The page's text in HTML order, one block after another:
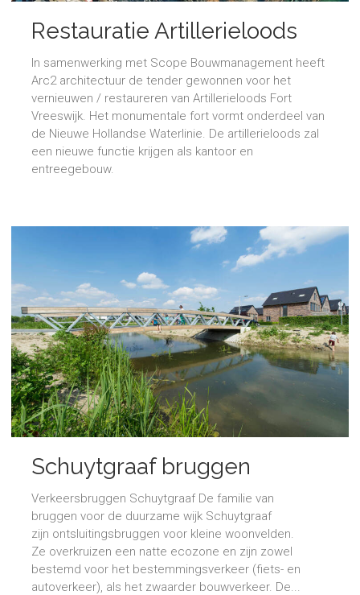
Restauratie Artillerieloods
In samenwerking met Scope Bouwmanagement heeft
Arc2 architectuur de tender gewonnen voor het
vernieuwen / restaureren van Artillerieloods Fort
Vreeswijk. Het monumentale fort vormt onderdeel van
de Nieuwe Hollandse Waterlinie. De artillerieloods zal
een nieuwe functie krijgen als kantoor en
entreegebouw.
Schuytgraaf bruggen
Verkeersbruggen Schuytgraaf De familie van
bruggen voor de duurzame wijk Schuytgraaf
zijn ontsluitingsbruggen voor kleine woonvelden.
Ze overkruizen een natte ecozone en zijn zowel
bestemd voor het bestemmingsverkeer (fiets- en
autoverkeer), als het zwaarder bouwverkeer. De...